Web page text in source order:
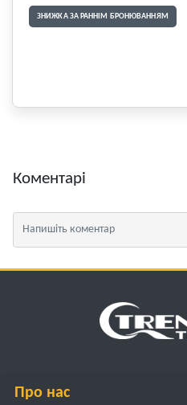
ЗНИЖКА ЗА РАННІМ БРОНЮВАННЯМ
Коментарі
Про нас